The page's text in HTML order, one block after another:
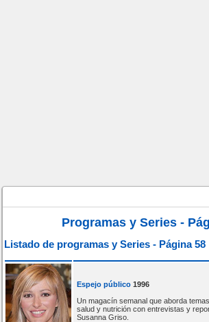
Programas y Series -
Listado de programas y Series - Página 58
Espejo público 1996
Un magacín semanal que aborda
salud y nutrición con entrevistas y
Susanna Griso.